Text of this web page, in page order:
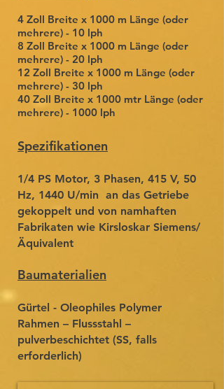
4 Zoll Breite x 1000 m Länge (oder
mehrere) - 10 lph
8 Zoll Breite x 1000 m Länge (oder
mehrere) - 20 lph
12 Zoll Breite x 1000 m Länge (oder
mehrere) - 30 lph
40 Zoll Breite x 1000 mtr Länge (oder
mehrere) - 1000 lph
Spezifikationen
1/4 PS Motor, 3 Phasen, 415 V, 50
Hz, 1440 U/min an das Getriebe
gekoppelt und von namhaften
Fabrikaten wie Kirsloskar Siemens/
Äquivalent
Baumaterialien
Gürtel - Oleophiles Polymer
Rahmen – Flussstahl –
pulverbeschichtet (SS, falls
erforderlich)